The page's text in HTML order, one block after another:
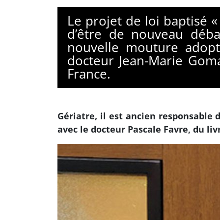
Le projet de loi baptisé
d’être de nouveau
nouvelle mouture
docteur Jean-Marie
France.
Gériatre, il est ancien responsable
avec le docteur Pascale Favre, du